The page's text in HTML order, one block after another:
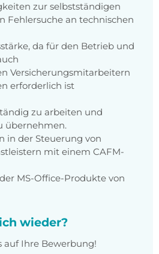
zur selbstständigen
Fehlersuche an technischen
da für den Betrieb und
Versicherungsmitarbeitern
erforderlich ist
zu arbeiten und
übernehmen.
in der Steuerung von
mit einem CAFM-
MS-Office-Produkte von
wieder?
auf Ihre Bewerbung!